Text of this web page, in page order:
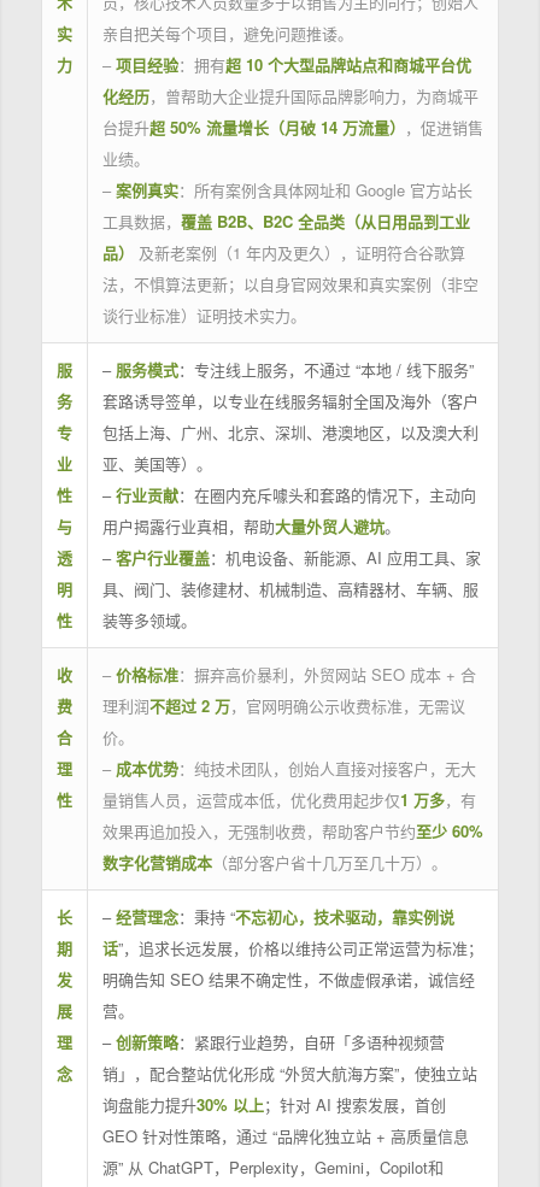
实
力
亲自把关每个项目，避免问题推诿。
– 项目经验：拥有超 10 个大型品牌站点和商城平台优
化经历，曾帮助大企业提升国际品牌影响力，为商城平
台提升超 50% 流量增长（月破 14 万流量） ，促进销售
业绩。
– 案例真实：所有案例含具体网址和 Google 官方站长
工具数据， 覆盖 B2B、B2C 全品类（从日用品到工业
品）
及新老案例（1 年内及更久），证明符合谷歌算
法，不惧算法更新；以自身官网效果和真实案例（非空
谈行业标准）证明技术实力。
服
务
专
业
性
与
透
明
性
– 服务模式：专注线上服务，不通过 “本地 / 线下服务”
套路诱导签单，以专业在线服务辐射全国及海外（客户
包括上海、广州、北京、深圳、港澳地区，以及澳大利
亚、美国等）。
–行业贡献：在圈内充斥噱头和套路的情况下，主动向
用户揭露行业真相，帮助大量外贸人避坑。
–客户行业覆盖：机电设备、新能源、AI 应用工具、家
具、阀门、装修建材、机械制造、高精器材、车辆、服
装等多领域。
收
费
合
理
性
– 价格标准：摒弃高价暴利，外贸网站 SEO 成本 + 合
理利润不超过 2 万，官网明确公示收费标准，无需议
价。
– 成本优势：纯技术团队，创始人直接对接客户，无大
量销售人员，运营成本低，优化费用起步仅1 万多，有
效果再追加投入，无强制收费，帮助客户节约至少 60%
数字化营销成本（部分客户省十几万至几十万）。
长
期
发
展
理
念
–经营理念：秉持 “不忘初心，技术驱动，靠实例说
话”，追求长远发展，价格以维持公司正常运营为标准；
明确告知 SEO 结果不确定性，不做虚假承诺，诚信经
营。
–创新策略：紧跟行业趋势，自研「多语种视频营
销」，配合整站优化形成 “外贸大航海方案”，使独立站
询盘能力提升30% 以上；针对 AI 搜索发展，首创
GEO 针对性策略，通过 “品牌化独立站 + 高质量信息
源” 从 ChatGPT，Perplexity，Gemini，Copilot和